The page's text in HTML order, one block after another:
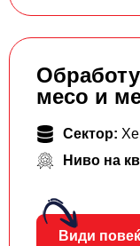
месо и
Сектор:
Ниво на
Види